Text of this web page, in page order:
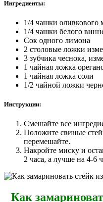
Ингредиенты:
1/4 чашки оливкового
1/4 чашки белого
Сок одного лимона
2 столовые ложки
3 зубчика чеснока,
1 чайная ложка
1 чайная ложка соли
1/2 чайной ложки
Инструкции:
Смешайте все
Положите свиные
перемешайте.
Накройте миску и
2 часа, а лучше на 4-6
Как